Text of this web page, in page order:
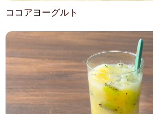
ココアヨーグルト